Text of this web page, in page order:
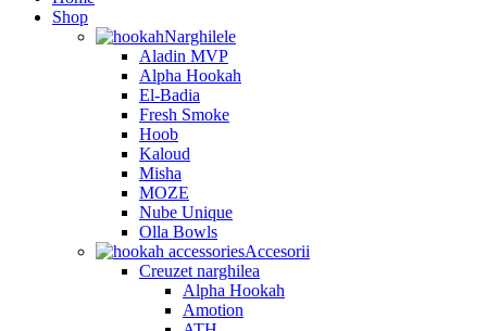
Shop
Narghilele
Aladin MVP
Alpha Hookah
El-Badia
Fresh Smoke
Hoob
Kaloud
Misha
MOZE
Nube Unique
Olla Bowls
Accesorii
Creuzet narghilea
Alpha Hookah
Amotion